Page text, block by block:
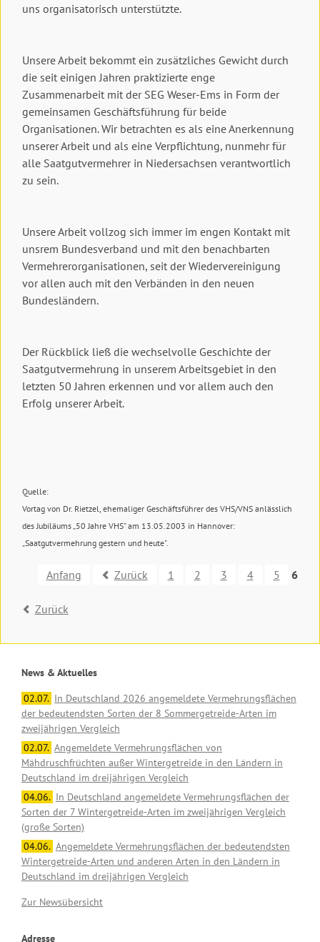
uns organisatorisch unterstützte.
Unsere Arbeit bekommt ein zusätzliches Gewicht durch
die seit einigen Jahren praktizierte enge
Zusammenarbeit mit der SEG Weser-Ems in Form der
gemeinsamen Geschäftsführung für beide
Organisationen. Wir betrachten es als eine Anerkennung
unserer Arbeit und als eine Verpflichtung, nunmehr für
alle Saatgutvermehrer in Niedersachsen verantwortlich
zu sein.
Unsere Arbeit vollzog sich immer im engen Kontakt mit
unsrem Bundesverband und mit den benachbarten
Vermehrerorganisationen, seit der Wiedervereinigung
vor allen auch mit den Verbänden in den neuen
Bundesländern.
Der Rückblick ließ die wechselvolle Geschichte der
Saatgutvermehrung in unserem Arbeitsgebiet in den
letzten 50 Jahren erkennen und vor allem auch den
Erfolg unserer Arbeit.
Quelle:
Vortag von Dr. Rietzel, ehemaliger Geschäftsführer des VHS/VNS anlässlich
des Jubiläums „50 Jahre VHS" am 13.05.2003 in Hannover:
„Saatgutvermehrung gestern und heute".
Anfang Zurück 1 2 3 4 5 6
Zurück
News & Aktuelles
02.07. In Deutschland 2026 angemeldete Vermehrungsflächen
der bedeutendsten Sorten der 8 Sommergetreide-Arten im
zweijährigen Vergleich
02.07. Angemeldete Vermehrungsflächen von
Mähdruschfrüchten außer Wintergetreide in den Ländern in
Deutschland im dreijährigen Vergleich
04.06. In Deutschland angemeldete Vermehrungsflächen der
Sorten der 7 Wintergetreide-Arten im zweijährigen Vergleich
(große Sorten)
04.06. Angemeldete Vermehrungsflächen der bedeutendsten
Wintergetreide-Arten und anderen Arten in den Ländern in
Deutschland im dreijährigen Vergleich
Zur Newsübersicht
Adresse